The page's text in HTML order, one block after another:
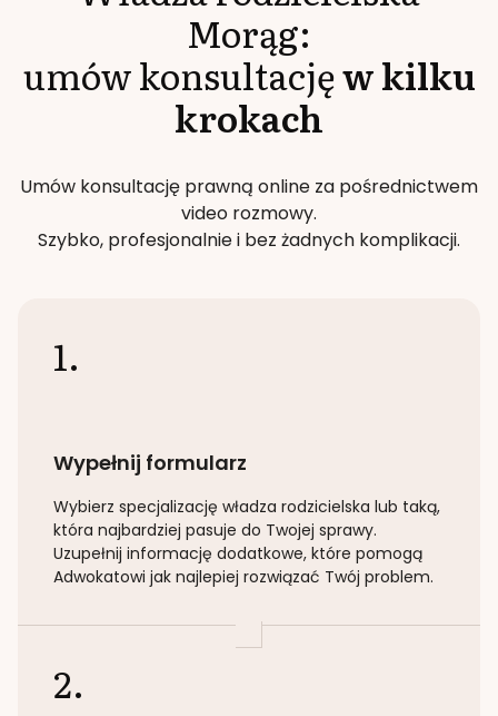
Morąg:
umów konsultacjęw kilku
krokach
Umów konsultację prawną online za pośrednictwem
video rozmowy.
Szybko, profesjonalnie i bez żadnych komplikacji.
1.
Wypełnij formularz
Wybierz specjalizację władza rodzicielska lub taką,
która najbardziej pasuje do Twojej sprawy.
Uzupełnij informację dodatkowe, które pomogą
Adwokatowi jak najlepiej rozwiązać Twój problem.
2.